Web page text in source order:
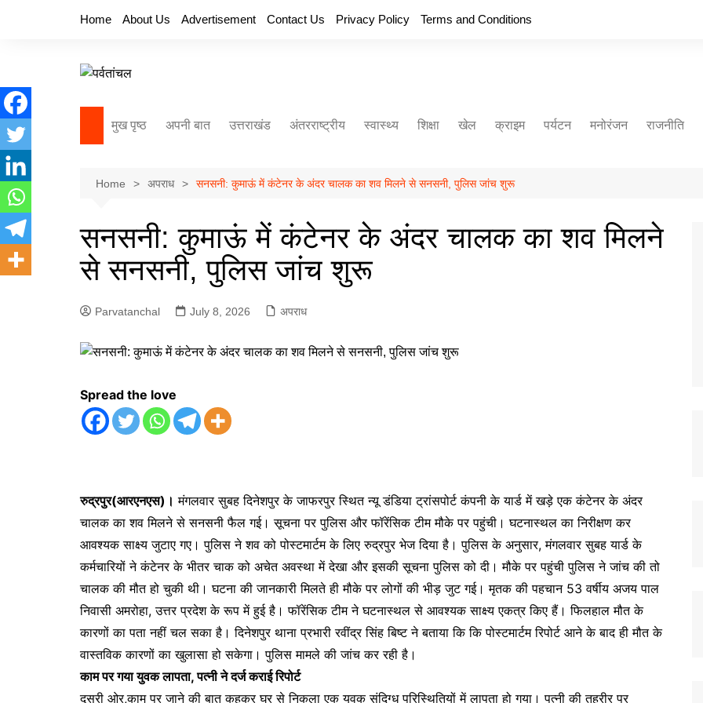
Home About Us Advertisement Contact Us Privacy Policy Terms and Conditions
मुख पृष्ठ अपनी बात उत्तराखंड अंतरराष्ट्रीय स्वास्थ्य शिक्षा खेल क्राइम पर्यटन मनोरंजन राजनीति
Home अपराध सनसनी: कुमाऊं में कंटेनर के अंदर चालक का शव मिलने से सनसनी, पुलिस जांच शुरू
सनसनी: कुमाऊं में कंटेनर के अंदर चालक का शव मिलने
से सनसनी, पुलिस जांच शुरू
Parvatanchal July 8, 2026 अपराध
Spread the love
रुद्रपुर(आरएनएस)। मंगलवार सुबह दिनेशपुर के जाफरपुर स्थित न्यू डंडिया ट्रांसपोर्ट कंपनी के यार्ड में खड़े एक कंटेनर के अंदर
चालक का शव मिलने से सनसनी फैल गई। सूचना पर पुलिस और फॉरेंसिक टीम मौके पर पहुंची। घटनास्थल का निरीक्षण कर
आवश्यक साक्ष्य जुटाए गए। पुलिस ने शव को पोस्टमार्टम के लिए रुद्रपुर भेज दिया है। पुलिस के अनुसार, मंगलवार सुबह यार्ड के
कर्मचारियों ने कंटेनर के भीतर चाक को अचेत अवस्था में देखा और इसकी सूचना पुलिस को दी। मौके पर पहुंची पुलिस ने जांच की तो
चालक की मौत हो चुकी थी। घटना की जानकारी मिलते ही मौके पर लोगों की भीड़ जुट गई। मृतक की पहचान 53 वर्षीय अजय पाल
निवासी अमरोहा, उत्तर प्रदेश के रूप में हुई है। फॉरेंसिक टीम ने घटनास्थल से आवश्यक साक्ष्य एकत्र किए हैं। फिलहाल मौत के
कारणों का पता नहीं चल सका है। दिनेशपुर थाना प्रभारी रवींद्र सिंह बिष्ट ने बताया कि कि पोस्टमार्टम रिपोर्ट आने के बाद ही मौत के
वास्तविक कारणों का खुलासा हो सकेगा। पुलिस मामले की जांच कर रही है।
काम पर गया युवक लापता, पत्नी ने दर्ज कराई रिपोर्ट
दूसरी ओर,काम पर जाने की बात कहकर घर से निकला एक युवक संदिग्ध परिस्थितियों में लापता हो गया। पत्नी की तहरीर पर